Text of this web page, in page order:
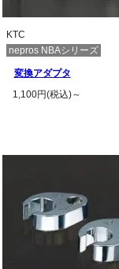
KTC
nepros NBAシリーズ
変換アダプタ
1,100円(税込)～